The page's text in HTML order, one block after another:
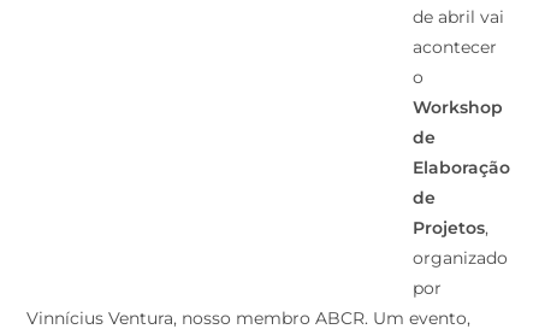
de abril vai
acontecer
o
Workshop
de
Elaboração
de
Projetos,
organizado
por
Vinnícius Ventura, nosso membro ABCR. Um evento,